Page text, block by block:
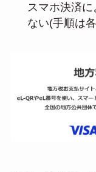
スマホ決済
ない(手順は